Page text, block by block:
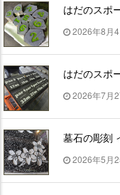
はだのスポ
2026年8月4
はだのスポ
2026年7月
墓石の彫刻
2026年5月